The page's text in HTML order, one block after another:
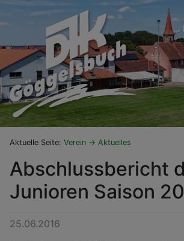
Aktuelle Seite: Verein Aktuelles
Abschlussbericht
Junioren Saison
25.06.2016